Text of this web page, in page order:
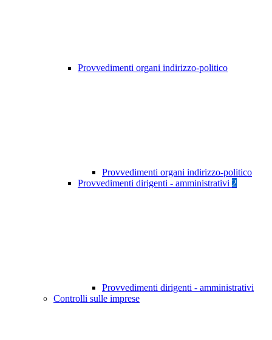
Provvedimenti organi indirizzo-politico
Provvedimenti organi indirizzo-politico
Provvedimenti dirigenti - amministrativi 2
Provvedimenti dirigenti - amministrativi
Controlli sulle imprese